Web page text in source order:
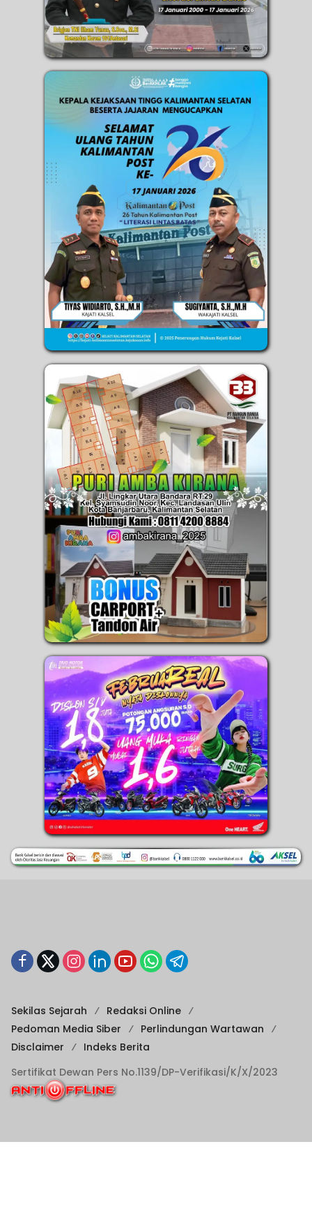
Sekilas Sejarah
Redaksi Online
Pedoman Media Siber
Perlindungan Wartawan
Disclaimer
Indeks Berita
Sertifikat Dewan Pers No.1139/DP-Verifikasi/K/X/2023